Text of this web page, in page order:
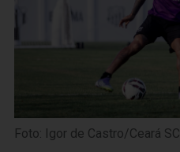
Foto: Igor de Castro/Ceará SC